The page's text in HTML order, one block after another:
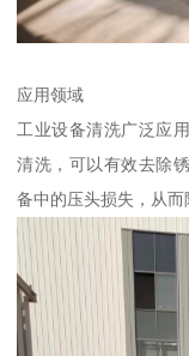
应用领域
工业设备清洗广泛应
清洗，可以有效去除
备中的压头损失，从而